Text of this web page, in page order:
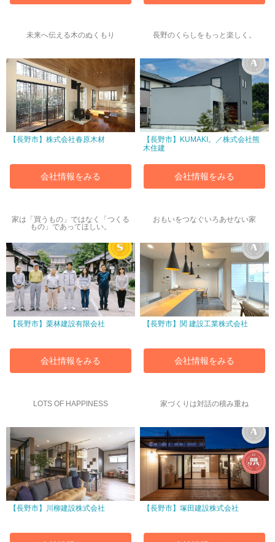
未来へ伝える木のぬくもり
【長野市】株式会社春原木材
会社情報をみる
長野のくらしをもっと楽しく。
【長野市】KUMAKI。／株式会社熊
木住建
会社情報をみる
家は「買うもの」ではなく「つくる
もの」であってほしい。
【長野市】栗林建設有限会社
会社情報をみる
おもいをつなぐいろあせない家
【長野市】関 建設工業株式会社
会社情報をみる
LOTS OF HAPPINESS
【長野市】川柳建設株式会社
家づくりは対話の積み重ね
【長野市】塚田建設株式会社